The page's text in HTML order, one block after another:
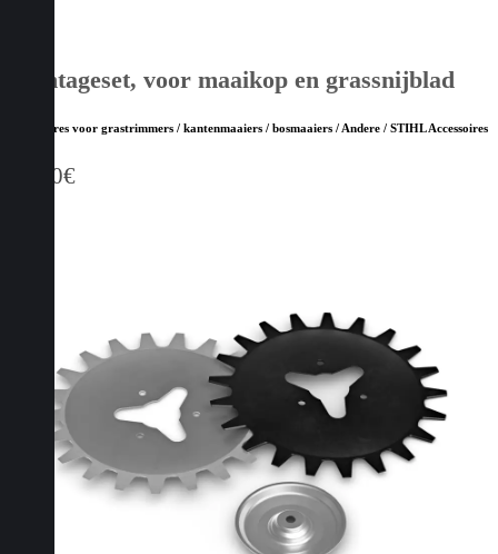
Montageset, voor maaikop en grassnijblad
Accessoires voor grastrimmers / kantenmaaiers / bosmaaiers / Andere / STIHL Accessoires
28,00€